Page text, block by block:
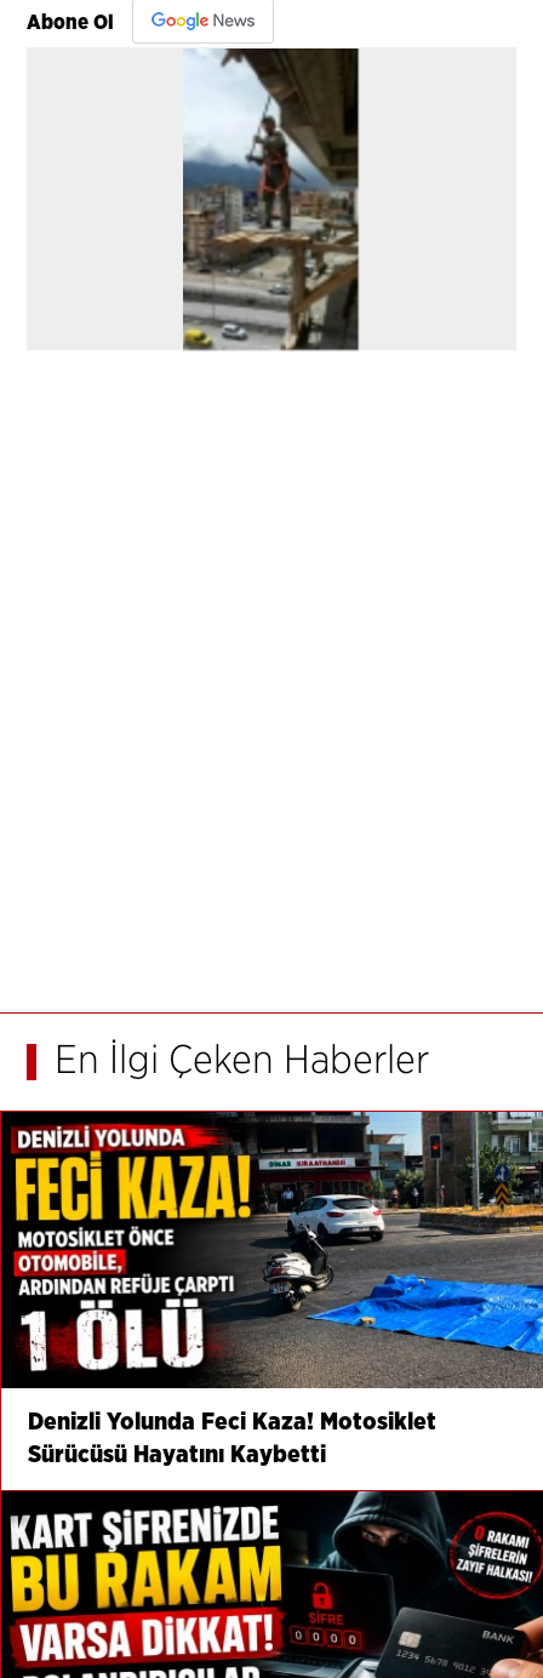
Abone Ol
En İlgi Çeken Haberler
Denizli Yolunda Feci Kaza! Motosiklet
Sürücüsü Hayatını Kaybetti